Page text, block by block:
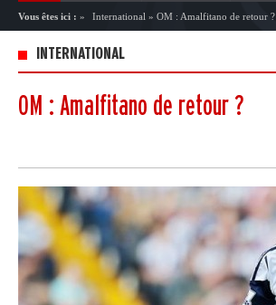
Vous êtes ici : » International » OM : Amalfitano de retour ?
INTERNATIONAL
OM : Amalfitano de retour ?